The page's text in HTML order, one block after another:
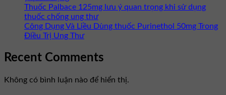
Thuốc Palbace 125mg lưu ý quan trọng khi sử dụng
thuốc chống ung thư
Công Dụng Và Liều Dùng thuốc Purinethol 50mg Trong
Điều Trị Ung Thư
Recent Comments
Không có bình luận nào để hiển thị.